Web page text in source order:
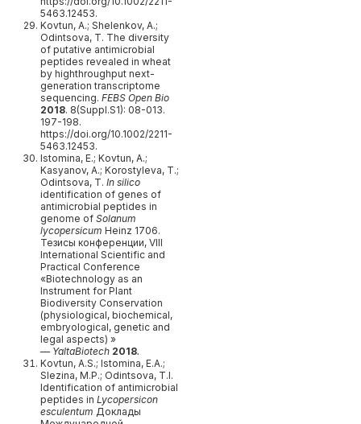
5463.12453.
Kovtun, A.; Shelenkov, A.;
Odintsova, T. The diversity
of putative antimicrobial
peptides revealed in wheat
by highthroughput next-
generation transcriptome
sequencing. FEBS Open Bio
2018. 8(Suppl.S1): 08-013.
197-198.
https://doi.org/10.1002/2211-
5463.12453.
Istomina, E.; Kovtun, A.;
Kasyanov, A.; Korostyleva, T.;
Odintsova, T. In silico
identification of genes of
antimicrobial peptides in
genome of Solanum
lycopersicum Heinz 1706.
Тезисы конференции, VIII
International Scientific and
Practical Conference
«Biotechnology as an
Instrument for Plant
Biodiversity Conservation
(physiological, biochemical,
embryological, genetic and
legal aspects) »
— YaltaBiotech 2018.
Kovtun, A.S.; Istomina, E.A.;
Slezina, M.P.; Odintsova, T.I.
Identification of antimicrobial
peptides in Lycopersicon
esculentum Доклады